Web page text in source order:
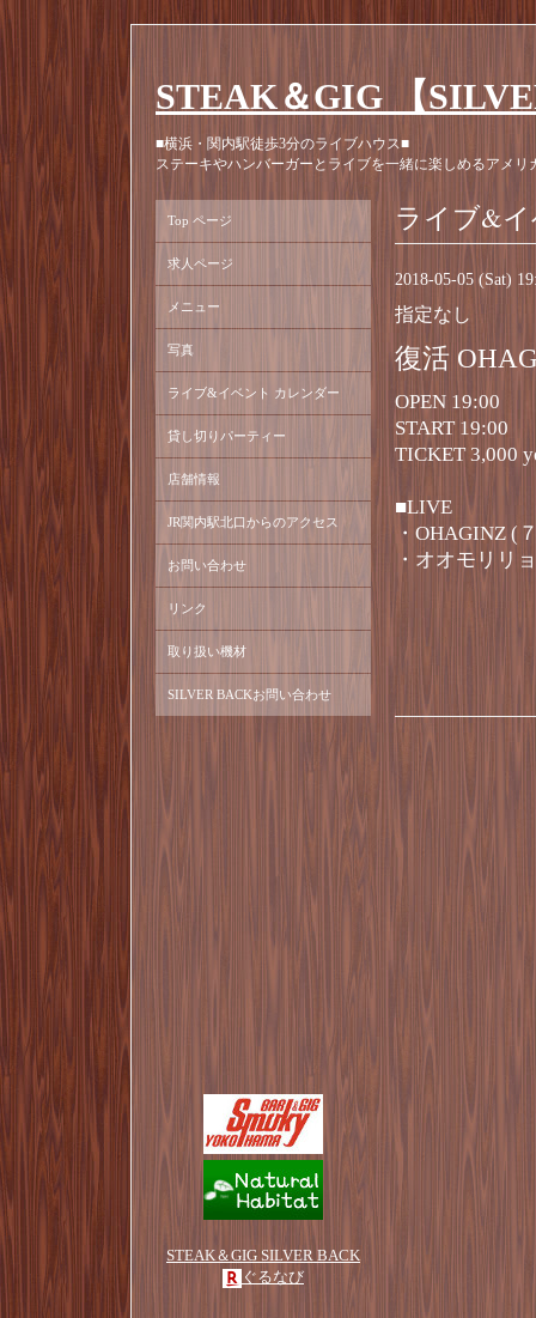
STEAK＆GIG 【
■横浜・関内駅徒歩3分のライブハウス■
ステーキやハンバーガーとライブを一緒に楽しめるアメリ
ライブ&
2018-05-05 (Sat)
指定なし
復活
OPEN 19:00
START 19:00
TICKET 3,000
■LIVE
・OHAGINZ (
・オオモリリ
Top ページ
求人ページ
メニュー
写真
ライブ&イベント カレンダー
貸し切りパーティー
店舗情報
JR関内駅北口からのアクセス
お問い合わせ
リンク
取り扱い機材
SILVER BACKお問い合わせ
STEAK＆GIG SILVER BACK
ぐるなび